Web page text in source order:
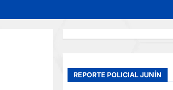
REPORTE POLICIAL JUNÍN